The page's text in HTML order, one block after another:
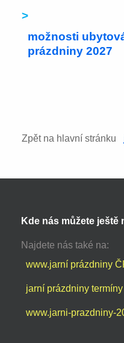
>
možnosti
prázdniny 2027
Zpět na hlavní stránku
Kde nás můžete ještě
Najdete nás také na:
www.jarní prázdniny
jarní prázdniny termíny
www.jarni-prazdniny-